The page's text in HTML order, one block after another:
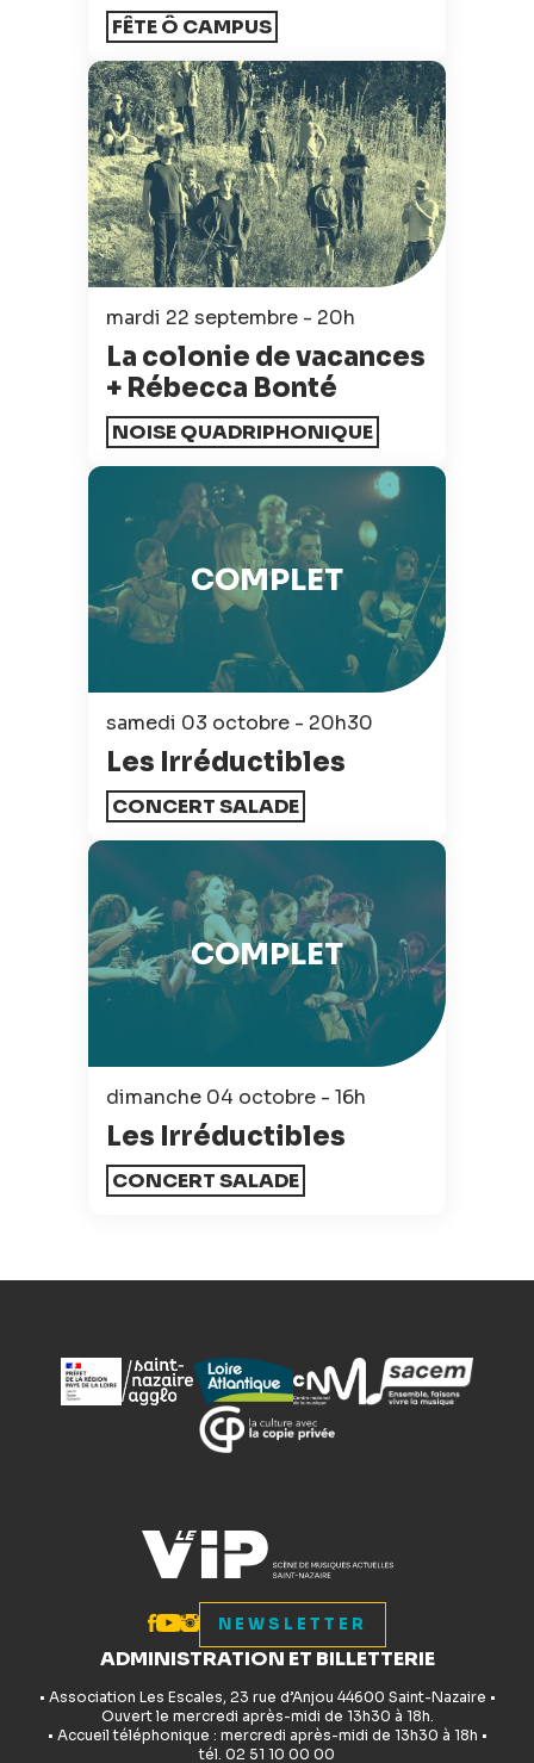
FÊTE Ô CAMPUS
mardi 22 septembre - 20h
La colonie de vacances
+ Rébecca Bonté
NOISE QUADRIPHONIQUE
samedi 03 octobre - 20h30
Les Irréductibles
CONCERT SALADE
COMPLET
dimanche 04 octobre - 16h
Les Irréductibles
CONCERT SALADE
COMPLET
NEWSLETTER
ADMINISTRATION ET BILLETTERIE
• Association Les Escales, 23 rue d’Anjou 44600 Saint-Nazaire •
Ouvert le mercredi après-midi de 13h30 à 18h.
• Accueil téléphonique : mercredi après-midi de 13h30 à 18h •
tél. 02 51 10 00 00